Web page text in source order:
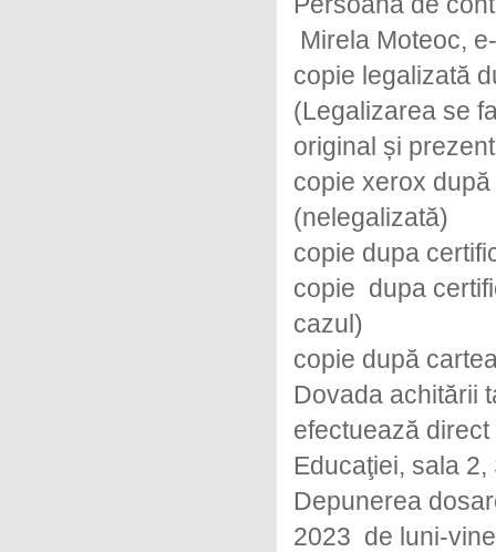
Mirela Moteoc,
copie legalizată
(Legalizarea se
original și
copie xerox
(nelegalizată)
copie dupa
copie dupa
cazul)
copie după
Dovada achitării
efectuează
Educaţiei, sala
Depunerea
2023 de luni-